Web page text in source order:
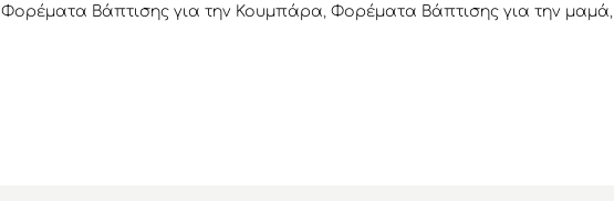
Φορέματα Βάπτισης για την Κουμπάρα, Φορέματα Βάπτισης για την μαμά,